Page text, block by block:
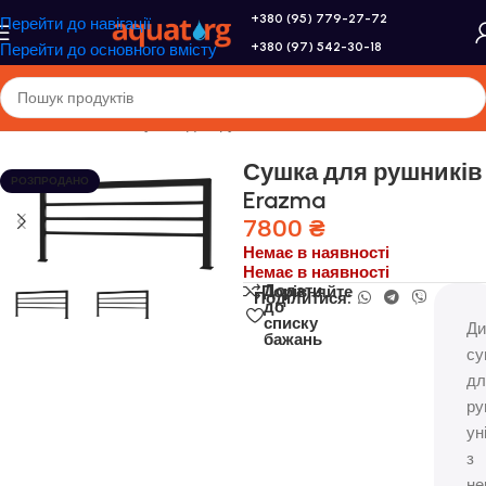
Перейти до навігації
Перейти до основного вмісту
+380 (95) 779-27-72
+380 (97) 542-30-18
Головна/Genesis/Сушка для рушників
РОЗПРОДАНО
Сушка для рушників
Erazma
7800 ₴
Немає в наявності
Немає в наявності
Порівняйте
Додати
до
списку
бажань
Поділитися:
з